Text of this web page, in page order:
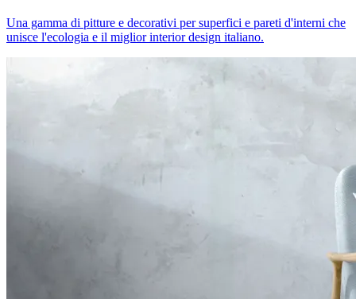
Una gamma di pitture e decorativi per superfici e pareti d'interni che
unisce l'ecologia e il miglior interior design italiano.